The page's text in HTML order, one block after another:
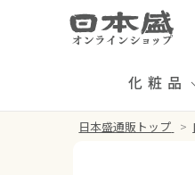
化粧品
日本盛通販トップ >